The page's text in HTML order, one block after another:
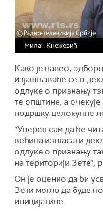
Милан Кнежевић
Како је навео,
изјашњаваће се о
одлуке о признању
те општине, а очекује
подршку целокупне
"Уверен сам да ће
већина изгласати
одлуке о признању
на територији Зете",
Он је оценио да би
Зети могло да буде
иницијативе.